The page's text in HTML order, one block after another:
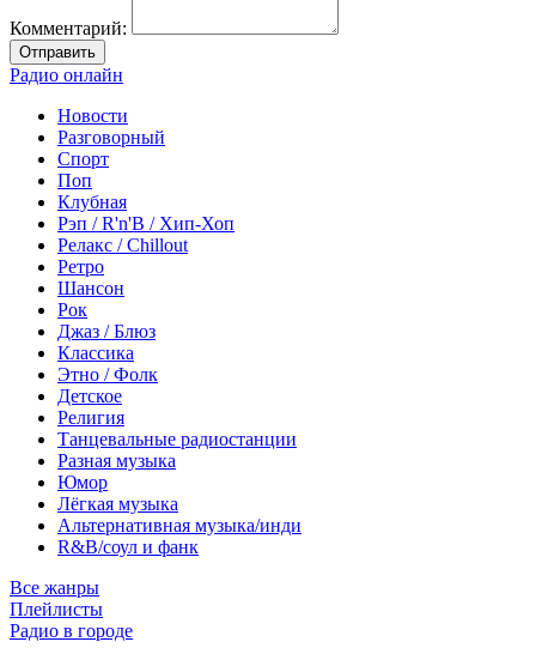
Комментарий:
Отправить
Радио онлайн
Новости
Разговорный
Спорт
Поп
Клубная
Рэп / R'n'B / Хип-Хоп
Релакс / Chillout
Ретро
Шансон
Рок
Джаз / Блюз
Классика
Этно / Фолк
Детское
Религия
Танцевальные радиостанции
Разная музыка
Юмор
Лёгкая музыка
Альтернативная музыка/инди
R&B/cоул и фанк
Все жанры
Плейлисты
Радио в городе